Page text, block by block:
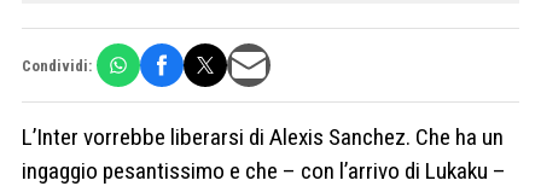
Condividi:
L’Inter vorrebbe liberarsi di Alexis Sanchez. Che ha un
ingaggio pesantissimo e che – con l’arrivo di Lukaku –